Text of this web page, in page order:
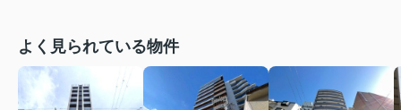
よく見られている物件